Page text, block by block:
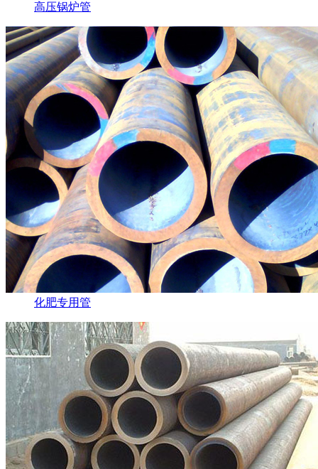
高压锅炉管
化肥专用管